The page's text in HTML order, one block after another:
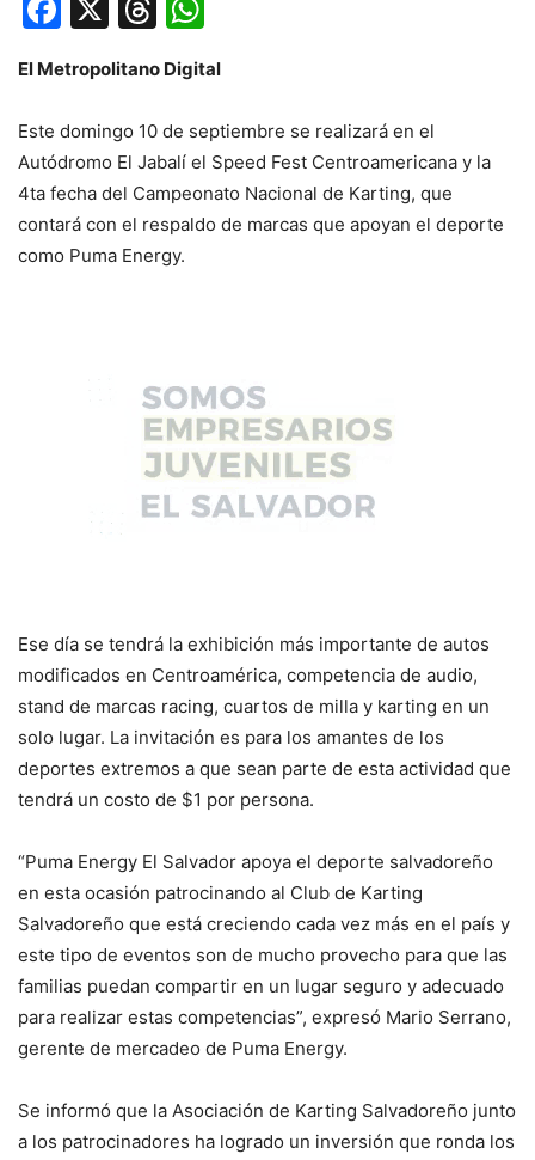
Facebook
X Threads
El Metropolitano Digital
Este domingo 10 de septiembre se realizará en el
Autódromo El Jabalí el Speed Fest Centroamericana y la
4ta fecha del Campeonato Nacional de Karting, que
contará con el respaldo de marcas que apoyan el deporte
como Puma Energy.
Ese día se tendrá la exhibición más importante de autos
modificados en Centroamérica, competencia de audio,
stand de marcas racing, cuartos de milla y karting en un
solo lugar. La invitación es para los amantes de los
deportes extremos a que sean parte de esta actividad que
tendrá un costo de $1 por persona.
“Puma Energy El Salvador apoya el deporte salvadoreño
en esta ocasión patrocinando al Club de Karting
Salvadoreño que está creciendo cada vez más en el país y
este tipo de eventos son de mucho provecho para que las
familias puedan compartir en un lugar seguro y adecuado
para realizar estas competencias”, expresó Mario Serrano,
gerente de mercadeo de Puma Energy.
Se informó que la Asociación de Karting Salvadoreño junto
a los patrocinadores ha logrado un inversión que ronda los